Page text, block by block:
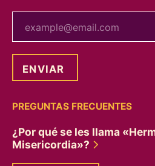
PREGUNTAS FRECUENTES
¿Por qué se les llama
Misericordia»?